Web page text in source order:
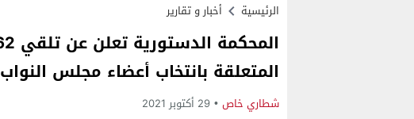
الرئيسية أخبار و تقارير
المتعلقة بانتخاب أعضاء مجلس النواب
شطاري خاص 29 أكتوبر 2021